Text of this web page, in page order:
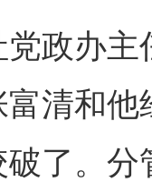
办主
清和
了。